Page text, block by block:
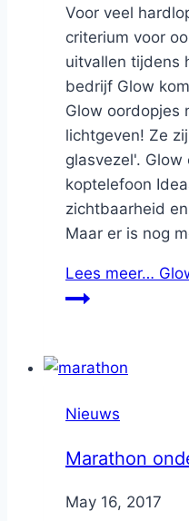
Voor veel
criterium voor
uitvallen tijdens
bedrijf Glow
Glow oordopjes
lichtgeven! Ze
glasvezel'. Glow
koptelefoon
zichtbaarheid
Maar er is nog
Lees meer…
Nieuws
Marathon
ByNicole
May 16, 2017